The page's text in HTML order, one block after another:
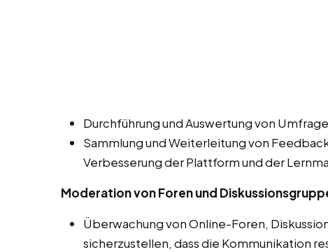
Durchführung und Auswertung von
Sammlung und Weiterleitung von
Verbesserung der Plattform und der
Moderation von Foren und
Überwachung von Online-Foren,
sicherzustellen, dass die Kommunikation